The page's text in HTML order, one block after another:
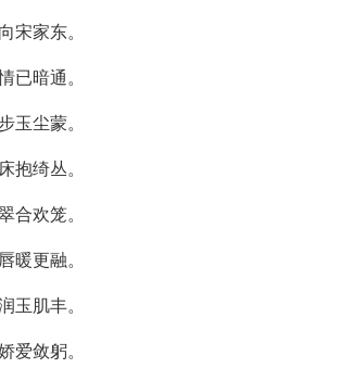
宋家东。
已暗通。
玉尘蒙。
抱绮丛。
合欢笼。
暖更融。
玉肌丰。
爱敛躬。